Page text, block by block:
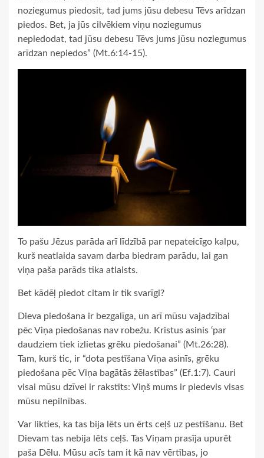
noziegumus piedosit, tad jums jūsu debesu Tēvs arīdzan
piedos. Bet, ja jūs cilvēkiem viņu noziegumus
nepiedodat, tad jūsu debesu Tēvs jums jūsu noziegumus
arīdzan nepiedos” (Mt.6:14-15).
To pašu Jēzus parāda arī līdzībā par nepateicīgo kalpu,
kurš neatlaida savam darba biedram parādu, lai gan
viņa paša parāds tika atlaists.
Bet kādēļ piedot citam ir tik svarīgi?
Dieva piedošana ir bezgalīga, un arī mūsu vajadzībai
pēc Viņa piedošanas nav robežu. Kristus asinis ‘par
daudziem tiek izlietas grēku piedošanai” (Mt.26:28).
Tam, kurš tic, ir “dota pestīšana Viņa asinīs, grēku
piedošana pēc Viņa bagātās žēlastības” (Ef.1:7). Cauri
visai mūsu dzīvei ir rakstīts: Viņš mums ir piedevis visas
mūsu nepilnības.
Var likties, ka tas bija lēts un ērts ceļš uz pestīšanu. Bet
Dievam tas nebija lēts ceļš. Tas Viņam prasīja upurēt
paša Dēlu. Mūsu acīs tam it kā nav vērtības, jo